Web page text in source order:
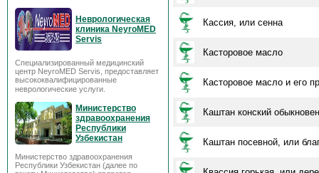
Неврологическая
клиника NeyroMED
Servis
Специализированный медицинский
центр NeyroMED Servis, предоставляет
высококвалифицированные
неврологические услуги.
Министерство
здравоохранения
Республики
Узбекистан
Министерство здравоохранения
Республики Узбекистан (далее по
Кассия, или сенна
Касторовое масло
Касторовое масло и его
Каштан конский
Каштан посевной, или